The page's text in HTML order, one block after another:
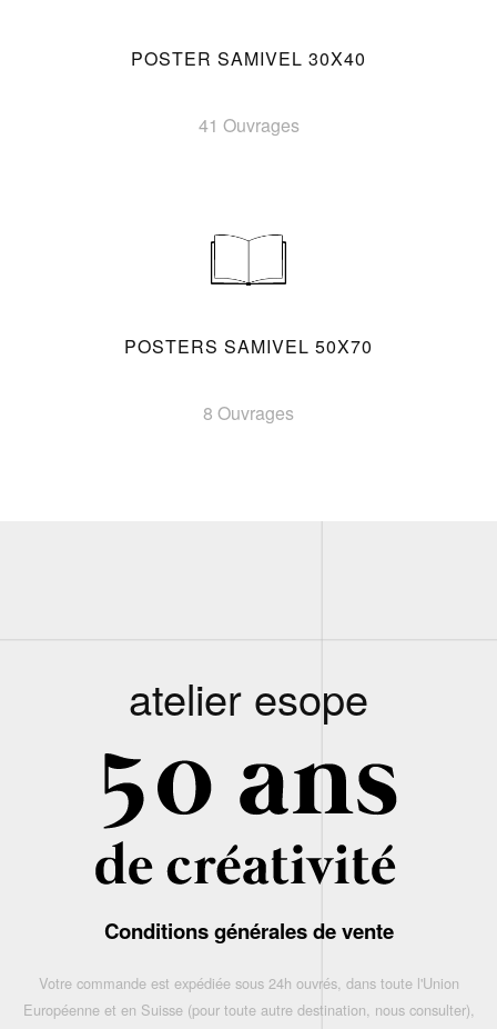
POSTER SAMIVEL 30X40
41 Ouvrages
POSTERS SAMIVEL 50X70
8 Ouvrages
atelier esope
Conditions générales de vente
Votre commande est expédiée sous 24h ouvrés, dans toute l'Union
Européenne et en Suisse (pour toute autre destination, nous consulter),